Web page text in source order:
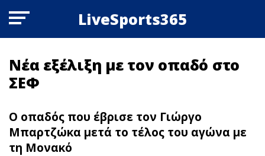
LiveSports365
Νέα εξέλιξη με τον οπαδό στο
ΣΕΦ
Ο οπαδός που έβρισε τον Γιώργο
Μπαρτζώκα μετά το τέλος του αγώνα με
τη Μονακό